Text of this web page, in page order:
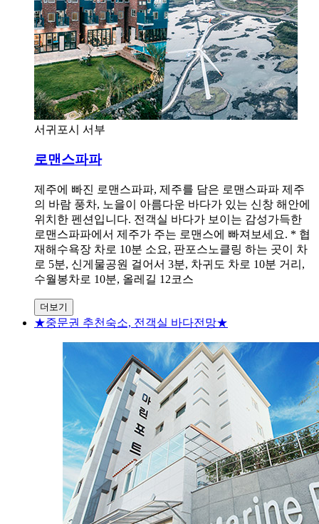
서귀포시 서부
로맨스파파
제주에 빠진 로맨스파파, 제주를 담은 로맨스파파 제주
의 바람 풍차, 노을이 아름다운 바다가 있는 신창 해안에
위치한 펜션입니다. 전객실 바다가 보이는 감성가득한
로맨스파파에서 제주가 주는 로맨스에 빠져보세요. * 협
재해수욕장 차로 10분 소요, 판포스노클링 하는 곳이 차
로 5분, 신게물공원 걸어서 3분, 차귀도 차로 10분 거리,
수월봉차로 10분, 올레길 12코스
더보기
★중문권 추천숙소, 전객실 바다전망★